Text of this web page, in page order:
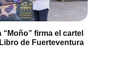
firma el cartel
de Fuerteventura